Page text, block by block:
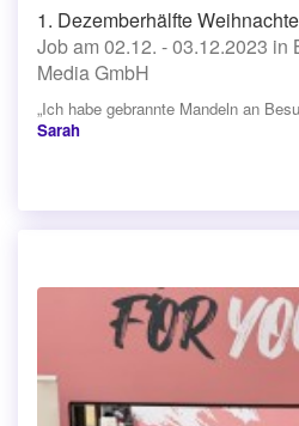
1. Dezemberhälfte
Job am 02.12. - 03.12.2023 in
Media GmbH
„Ich habe gebrannte Mandeln an
Sarah